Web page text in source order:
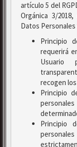
artículo 5 del
Orgánica 3/
Datos
Principio
requerirá
Usuario
recogen
Principio
Principio